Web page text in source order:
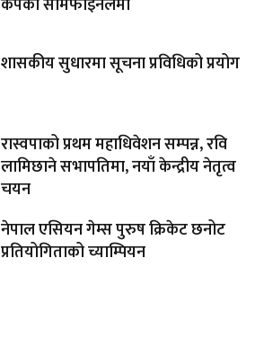
शासकीय सुधारमा सूचना प्रविधिको प्रयोग
रास्वपाको प्रथम महाधिवेशन सम्पन्न, रवि
लामिछाने सभापतिमा, नयाँ केन्द्रीय नेतृत्व
चयन
नेपाल एसियन गेम्स पुरुष क्रिकेट छनोट
प्रतियोगिताको च्याम्पियन